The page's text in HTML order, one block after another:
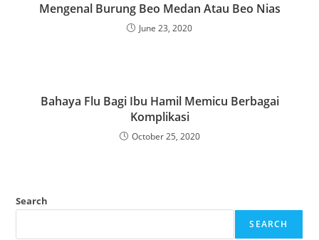
Mengenal Burung Beo Medan Atau Beo Nias
June 23, 2020
Bahaya Flu Bagi Ibu Hamil Memicu Berbagai
Komplikasi
October 25, 2020
Search
SEARCH